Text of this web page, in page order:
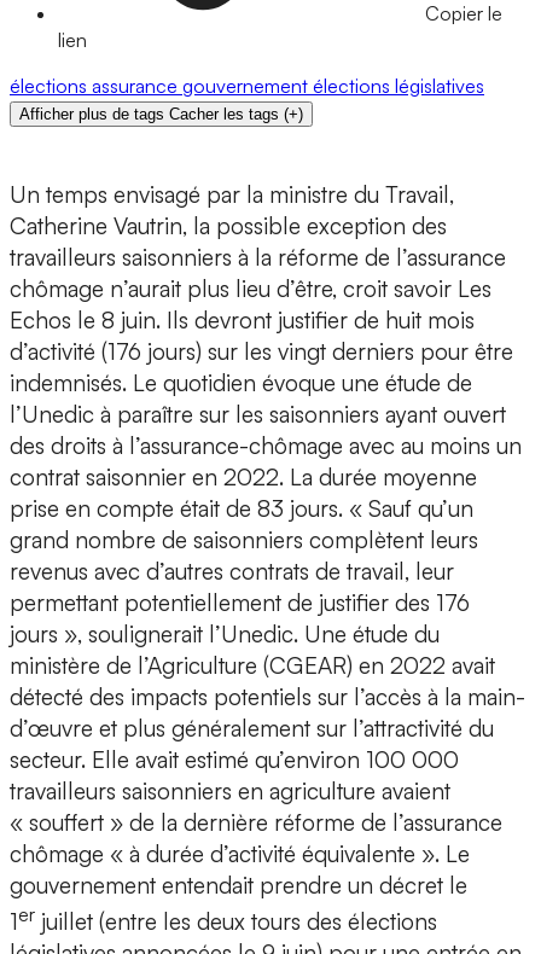
Copier le
lien
élections assurance gouvernement élections législatives
Afficher plus de tags Cacher les tags (+)
Un temps envisagé par la ministre du Travail,
Catherine Vautrin, la possible exception des
travailleurs saisonniers à la réforme de l’assurance
chômage n’aurait plus lieu d’être, croit savoir Les
Echos le 8 juin. Ils devront justifier de huit mois
d’activité (176 jours) sur les vingt derniers pour être
indemnisés. Le quotidien évoque une étude de
l’Unedic à paraître sur les saisonniers ayant ouvert
des droits à l’assurance-chômage avec au moins un
contrat saisonnier en 2022. La durée moyenne
prise en compte était de 83 jours. « Sauf qu’un
grand nombre de saisonniers complètent leurs
revenus avec d’autres contrats de travail, leur
permettant potentiellement de justifier des 176
jours », soulignerait l’Unedic. Une étude du
ministère de l’Agriculture (CGEAR) en 2022 avait
détecté des impacts potentiels sur l’accès à la main-
d’œuvre et plus généralement sur l’attractivité du
secteur. Elle avait estimé qu’environ 100 000
travailleurs saisonniers en agriculture avaient
« souffert » de la dernière réforme de l’assurance
chômage « à durée d’activité équivalente ». Le
gouvernement entendait prendre un décret le
1er juillet (entre les deux tours des élections